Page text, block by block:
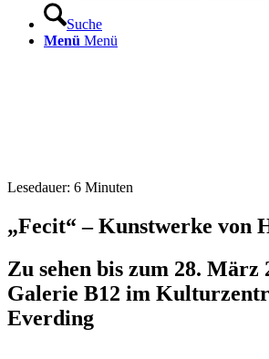
Suche
Menü Menü
Lesedauer: 6 Minuten
„Fecit“ – Kunstwerke von
Zu sehen bis zum 28. März
Galerie B12 im
Everding